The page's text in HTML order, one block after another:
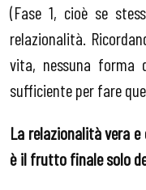
(Fase 1, cioè se
relazionalità.
vita, nessuna
sufficiente per fare
La relazionalità vera
è il frutto finale solo